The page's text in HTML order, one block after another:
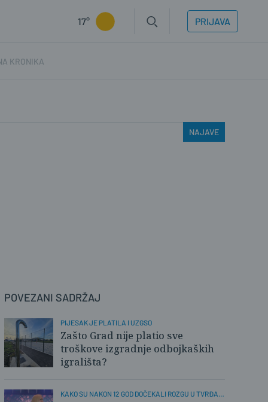
17° PRIJAVA
KRONIKA
NAJAVE
POVEZANI SADRŽAJ
PIJESAK JE PLATILA I UZGSO
Zašto Grad nije platio sve
troškove izgradnje odbojkaških
igrališta?
KAKO SU NAKON 12 GOD DOČEKALI ROZGU U TVRĐAVI